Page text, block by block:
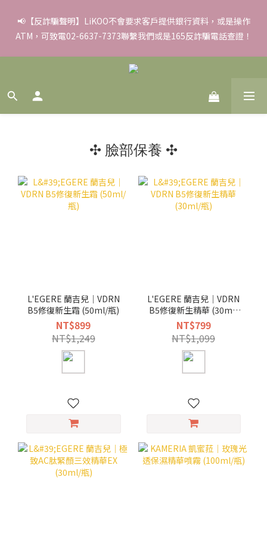
✨滿額好禮 ➊滿９９９贈▸彈力保濕面膜/盒 ➋滿１８８８贈▸蒸氣
熱敷眼罩/盒 ❸滿３３８８贈▸積雪草柔敏舒緩水凝霜EX/瓶
📢【反詐騙聲明】LiKOO不會要求客戶提供銀行資料，或是操作
ATM，可致電02-6637-7373聯繫我們或是165反詐騙電話查證！
✨滿額好禮 ➊滿９９９贈▸彈力保濕面膜/盒 ➋滿１８８８贈▸蒸氣
熱敷眼罩/盒 ❸滿３３８８贈▸積雪草柔敏舒緩水凝霜EX/瓶
✣ 臉部保養 ✣
L'EGERE 蘭吉兒｜VDRN
B5修復新生霜 (50ml/瓶)
NT$899
NT$1,249
L'EGERE 蘭吉兒｜VDRN
B5修復新生精華 (30ml/
瓶)
NT$799
NT$1,099